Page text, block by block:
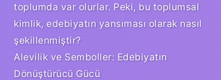
toplumda var olurlar. Peki, bu toplumsal
kimlik, edebiyatın yansıması olarak nasıl
şekillenmiştir?
Alevilik ve Semboller: Edebiyatın
Dönüştürücü Gücü